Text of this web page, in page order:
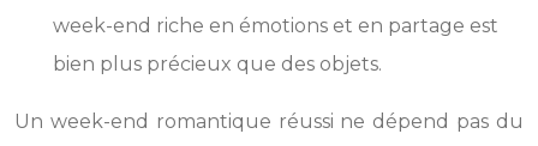
week-end riche en émotions et en partage est
bien plus précieux que des objets.
Un week-end romantique réussi ne dépend pas du